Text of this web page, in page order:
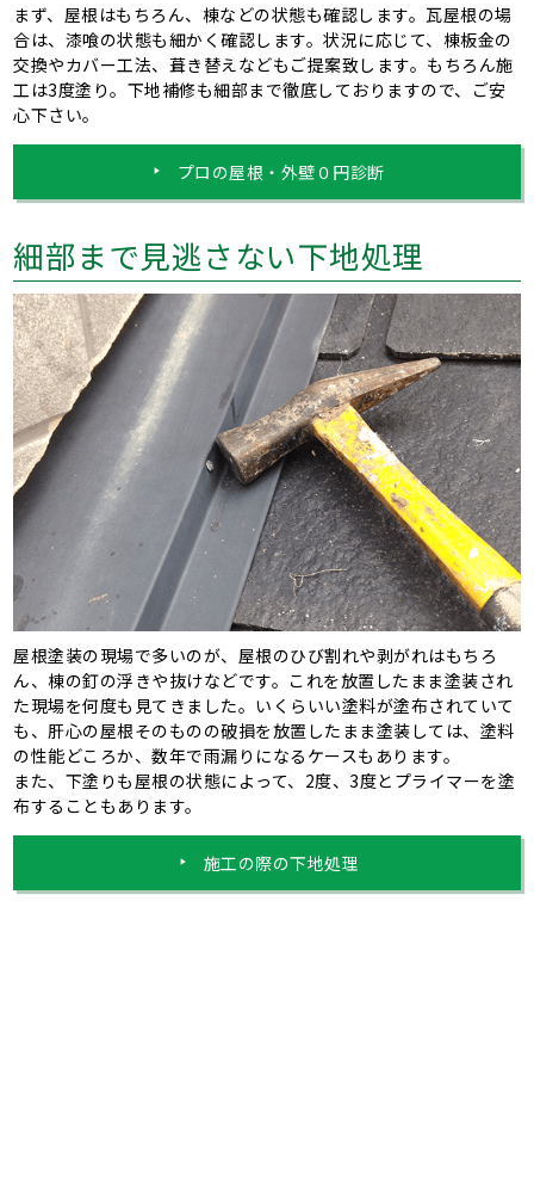
まず、屋根はもちろん、棟などの状態も確認します。瓦屋根の場
合は、漆喰の状態も細かく確認します。状況に応じて、棟板金の
交換やカバー工法、葺き替えなどもご提案致します。もちろん施
工は3度塗り。下地補修も細部まで徹底しておりますので、ご安
心下さい。
プロの屋根・外壁０円診断
細部まで見逃さない下地処理
屋根塗装の現場で多いのが、屋根のひび割れや剥がれはもちろ
ん、棟の釘の浮きや抜けなどです。これを放置したまま塗装され
た現場を何度も見てきました。いくらいい塗料が塗布されていて
も、肝心の屋根そのものの破損を放置したまま塗装しては、塗料
の性能どころか、数年で雨漏りになるケースもあります。
また、下塗りも屋根の状態によって、2度、3度とプライマーを塗
布することもあります。
施工の際の下地処理